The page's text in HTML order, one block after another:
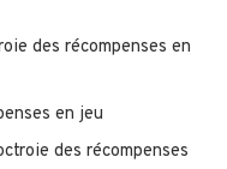
des récompenses en
en jeu
des récompenses